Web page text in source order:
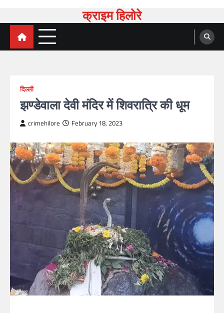
क्राइम हिलोरे
दिल्ली
झण्डेवाला देवी मंदिर में शिवरात्रि की धूम
crimehilore February 18, 2023